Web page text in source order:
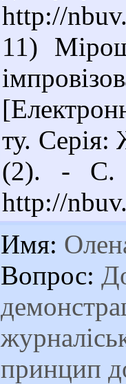
http://
11)
ту. Серія:
(2). - С.
http://
Имя:
Вопрос:
принцип